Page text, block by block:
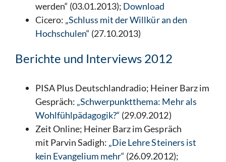
werden“ (03.01.2013); Download
Cicero: „Schluss mit der Willkür an den
Hochschulen“ (27.10.2013)
Berichte und Interviews 2012
PISA Plus Deutschlandradio; Heiner Barz im
Gespräch: „Schwerpunktthema: Mehr als
Wohlfühlpädagogik?“ (29.09.2012)
Zeit Online; Heiner Barz im Gespräch
mit Parvin Sadigh: „Die Lehre Steiners ist
kein Evangelium mehr“ (26.09.2012);